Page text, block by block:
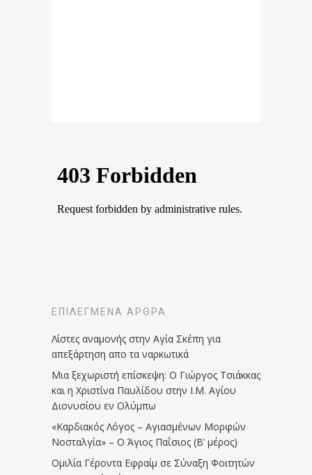
ΕΠΙΛΕΓΜΈΝΑ ΆΡΘΡΑ
Λίστες αναμονής στην Αγία Σκέπη για
απεξάρτηση απο τα ναρκωτικά
Μια ξεχωριστή επίσκεψη: Ο Γιώργος Τσιάκκας
και η Χριστίνα Παυλίδου στην Ι.Μ. Αγίου
Διονυσίου εν Ολύμπω
«Καρδιακός Λόγος – Αγιασμένων Μορφών
Νοσταλγία» – Ο Άγιος Παΐσιος (Β’ μέρος)
Ομιλία Γέροντα Εφραίμ σε Σύναξη Φοιτητών